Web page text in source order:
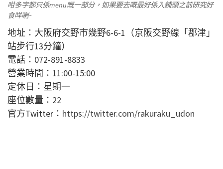
咁多字都只係menu嘅一部分，如果要去嘅最好係入鋪頭之前研究好
食咩喇~
地址：大阪府交野市幾野6-6-1（京阪交野線「郡津」
站步行13分鐘）
電話：072-891-8833
營業時間：11:00-15:00
定休日：星期一
座位數量：22
官方Twitter： https://twitter.com/rakuraku_udon